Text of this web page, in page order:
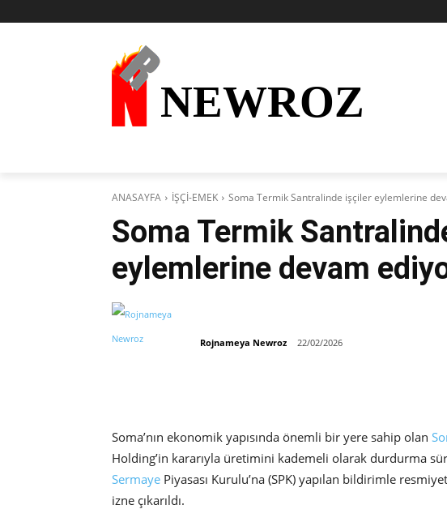
NEWROZ
ANASAYFA İŞÇİ-EMEK Soma Termik Santralinde işçiler eylemlerine
Soma Termik
eylemlerine devam
Rojnameya Newroz 22/02/2026
Soma’nın ekonomik yapısında önemli bir yere sahip olan
Holding’in kararıyla üretimini kademeli olarak durdurma
Sermaye Piyasası Kurulu’na (SPK) yapılan bildirimle
izne çıkarıldı.